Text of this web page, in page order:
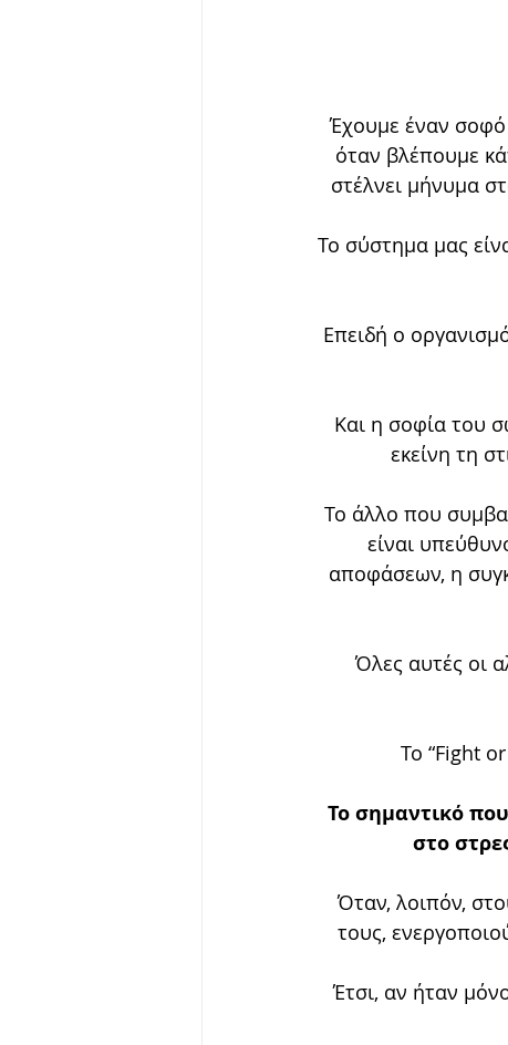
Έχουμε έναν
όταν βλέπουμε
στέλνει μήνυμα
Το σύστημα μας
Επειδή ο
Και η σοφία του
εκείνη τη
Το άλλο που
είναι
αποφάσεων, η
Όλες αυτές οι
Το “Fight
Το σημαντικό
στο
Όταν, λοιπόν,
τους,
Έτσι, αν ήταν